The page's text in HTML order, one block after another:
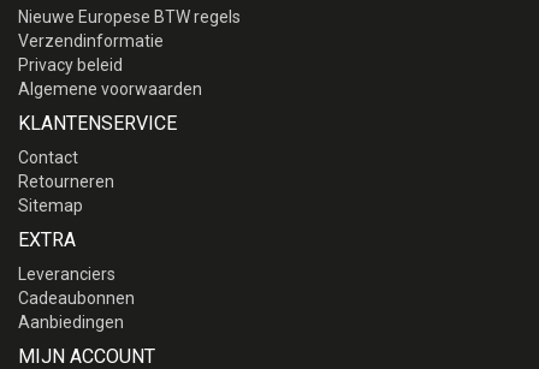
Nieuwe Europese BTW regels
Verzendinformatie
Privacy beleid
Algemene voorwaarden
KLANTENSERVICE
Contact
Retourneren
Sitemap
EXTRA
Leveranciers
Cadeaubonnen
Aanbiedingen
MIJN ACCOUNT